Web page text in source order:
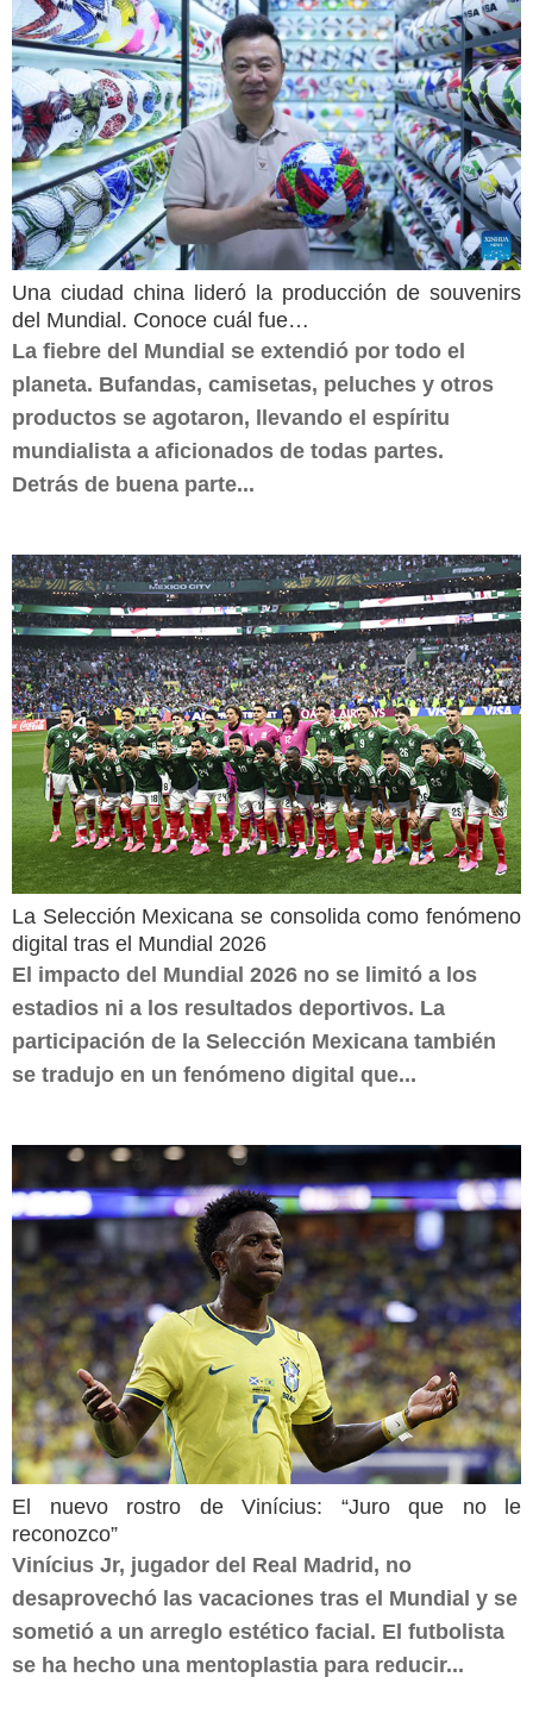
Una ciudad china lideró la producción de souvenirs
del Mundial. Conoce cuál fue…
La fiebre del Mundial se extendió por todo el
planeta. Bufandas, camisetas, peluches y otros
productos se agotaron, llevando el espíritu
mundialista a aficionados de todas partes.
Detrás de buena parte...
La Selección Mexicana se consolida como fenómeno
digital tras el Mundial 2026
El impacto del Mundial 2026 no se limitó a los
estadios ni a los resultados deportivos. La
participación de la Selección Mexicana también
se tradujo en un fenómeno digital que...
El nuevo rostro de Vinícius: “Juro que no le
reconozco”
Vinícius Jr, jugador del Real Madrid, no
desaprovechó las vacaciones tras el Mundial y se
sometió a un arreglo estético facial. El futbolista
se ha hecho una mentoplastia para reducir...